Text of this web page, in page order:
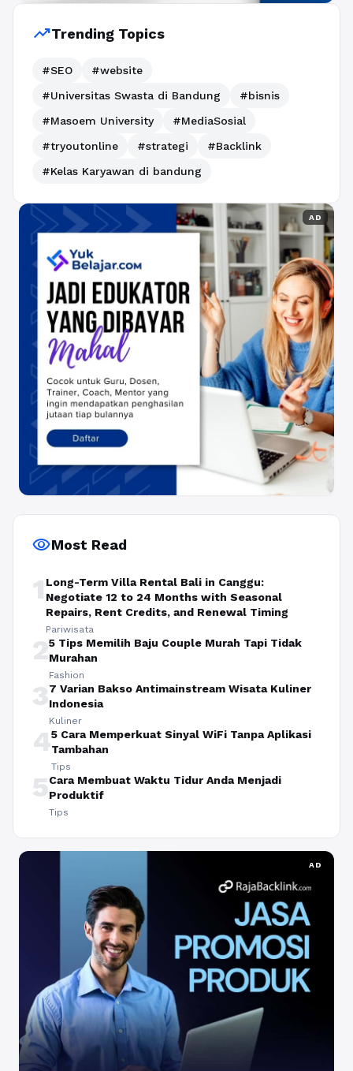
trending_upTrending Topics
#SEO
#website
#Universitas Swasta di Bandung
#bisnis
#Masoem University
#MediaSosial
#tryoutonline
#strategi
#Backlink
#Kelas Karyawan di bandung
AD
visibilityMost Read
1 Long-Term Villa Rental Bali in Canggu:
Negotiate 12 to 24 Months with Seasonal
Repairs, Rent Credits, and Renewal Timing
Pariwisata
25 Tips Memilih Baju Couple Murah Tapi Tidak
Murahan
Fashion
37 Varian Bakso Antimainstream Wisata Kuliner
Indonesia
Kuliner
45 Cara Memperkuat Sinyal WiFi Tanpa Aplikasi
Tambahan
Tips
5Cara Membuat Waktu Tidur Anda Menjadi
Produktif
Tips
AD